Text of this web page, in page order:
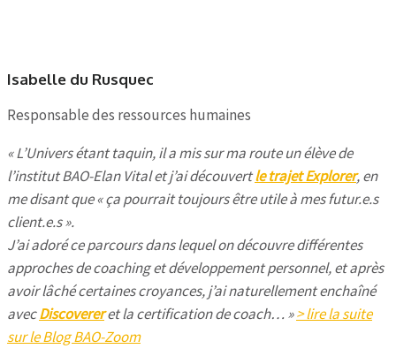
Isabelle du Rusquec
Responsable des ressources humaines
« L’Univers étant taquin, il a mis sur ma route un élève de
l’institut BAO-Elan Vital et j’ai découvertle trajet Explorer, en
me disant que « ça pourrait toujours être utile à mes futur.e.s
client.e.s ».
J’ai adoré ce parcours dans lequel on découvre différentes
approches de coaching et développement personnel, et après
avoir lâché certaines croyances, j’ai naturellement enchaîné
avecDiscovereret la certification de coach… »> lire la suite
sur le Blog BAO-Zoom